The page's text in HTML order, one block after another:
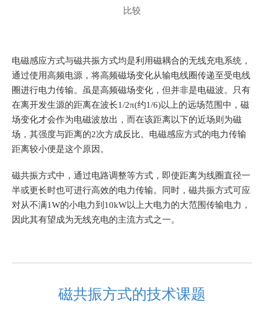
比较
电磁感应方式与磁共振方式均是利用磁耦合的无线充电系统，
通过使用高频电源，将高频磁场变化从输电线圈传递至受电线
圈进行电力传输。虽是高频磁场变化，但并非是电磁波。只有
在离开发生源的距离在波长1/2π(约1/6)以上的远场范围中，磁
场变化才会作为电磁波放出，而在该距离以下的近场则为磁
场，其强度与距离的2次方成反比。电磁感应方式的电力传输
距离较小便是这个原因。
磁共振方式中，通过电路调整等方式，即使距离为线圈直径一
半或更长时也可进行高效的电力传输。 同时， 磁共振方式可应
对从不满1W的小电力到10kW以上大电力的大范围传输电力，
因此其有望成为无线充电的主流方式之一。
磁共振方式的技术课题